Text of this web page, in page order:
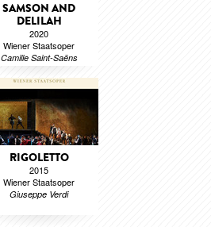
SAMSON AND
DELILAH
2020
Wiener Staatsoper
Camille Saint-Saëns
RIGOLETTO
2015
Wiener Staatsoper
Giuseppe Verdi